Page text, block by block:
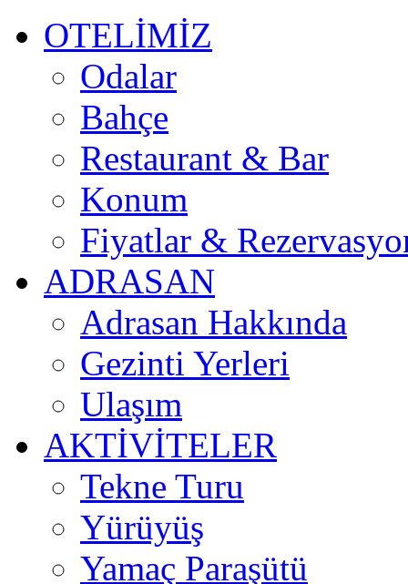
OTELİMİZ
Odalar
Bahçe
Restaurant & Bar
Konum
Fiyatlar &
ADRASAN
Adrasan Hakkında
Gezinti Yerleri
Ulaşım
AKTİVİTELER
Tekne Turu
Yürüyüş
Yamaç Paraşütü